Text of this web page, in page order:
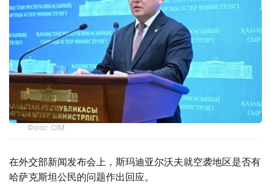
Фото: СІМ
在外交部新闻发布会上，斯玛迪亚尔沃夫就空袭地区是否有
哈萨克斯坦公民的问题作出回应。